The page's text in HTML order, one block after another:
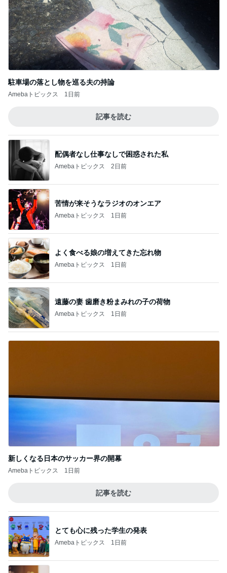
駐車場の落とし物を巡る夫の持論
Amebaトピックス 1日前
記事を読む
配偶者なし仕事なしで困惑された私
Amebaトピックス 2日前
苦情が来そうなラジオのオンエア
Amebaトピックス 1日前
よく食べる娘の増えてきた忘れ物
Amebaトピックス 1日前
遠藤の妻 歯磨き粉まみれの子の荷物
Amebaトピックス 1日前
新しくなる日本のサッカー界の開幕
Amebaトピックス 1日前
記事を読む
とても心に残った学生の発表
Amebaトピックス 1日前